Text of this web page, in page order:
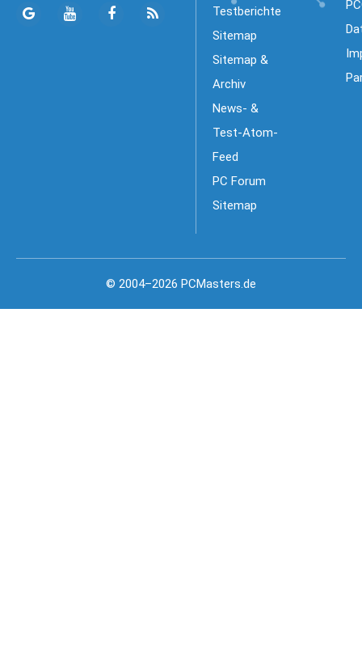
Testberichte
Sitemap
Sitemap &
Archiv
News- &
Test-Atom-
Feed
PC Forum
Sitemap
© 2004–2026 PCMasters.de